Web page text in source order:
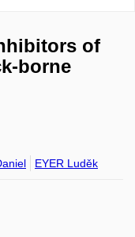
of
borne
EYER Luděk